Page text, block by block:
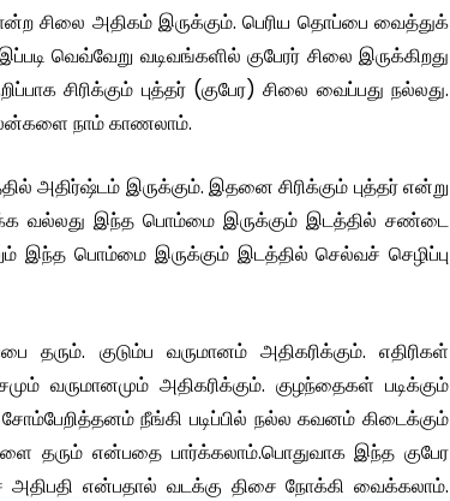
சிலை அதிகம் இருக்கும். பெரிய தொப்பை வைத்துக்
வெவ்வேறு வடிவங்களில் குபேரர் சிலை இருக்கிறது
சிரிக்கும் புத்தர் (குபேர) சிலை வைப்பது நல்லது.
நாம் காணலாம்.
அதிர்ஷ்டம் இருக்கும். இதனை சிரிக்கும் புத்தர் என்று
வல்லது இந்த பொம்மை இருக்கும் இடத்தில் சண்டை
இந்த பொம்மை இருக்கும் இடத்தில் செல்வச் செழிப்பு
தரும். குடும்ப வருமானம் அதிகரிக்கும். எதிரிகள்
வருமானமும் அதிகரிக்கும். குழந்தைகள் படிக்கும்
நீங்கி படிப்பில் நல்ல கவனம் கிடைக்கும்
தரும் என்பதை பார்க்கலாம்.பொதுவாக இந்த குபேர
அதிபதி என்பதால் வடக்கு திசை நோக்கி வைக்கலாம்.